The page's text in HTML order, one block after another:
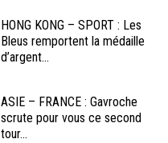
HONG KONG – SPORT : Les
Bleus remportent la médaille
d’argent...
ASIE – FRANCE : Gavroche
scrute pour vous ce second
tour...